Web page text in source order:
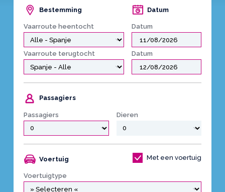
Bestemming
Vaarroute heentocht
Datum
Datum
Vaarroute terugtocht Datum
Passagiers
Passagiers Dieren
Voertuig Met een voertuig
Voertuigtype